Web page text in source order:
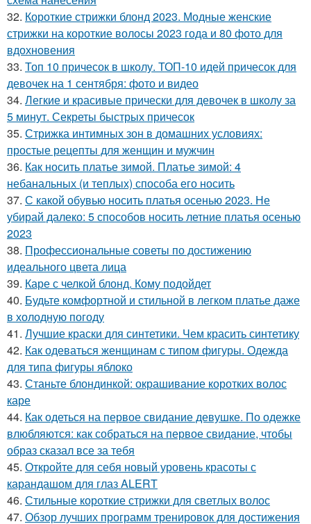
32. Короткие стрижки блонд 2023. Модные женские
стрижки на короткие волосы 2023 года и 80 фото для
вдохновения
33. Топ 10 причесок в школу. ТОП-10 идей причесок для
девочек на 1 сентября: фото и видео
34. Легкие и красивые прически для девочек в школу за
5 минут. Секреты быстрых причесок
35. Стрижка интимных зон в домашних условиях:
простые рецепты для женщин и мужчин
36. Как носить платье зимой. Платье зимой: 4
небанальных (и теплых) способа его носить
37. С какой обувью носить платья осенью 2023. Не
убирай далеко: 5 способов носить летние платья осенью
2023
38. Профессиональные советы по достижению
идеального цвета лица
39. Каре с челкой блонд. Кому подойдет
40. Будьте комфортной и стильной в легком платье даже
в холодную погоду
41. Лучшие краски для синтетики. Чем красить синтетику
42. Как одеваться женщинам с типом фигуры. Одежда
для типа фигуры яблоко
43. Станьте блондинкой: окрашивание коротких волос
каре
44. Как одеться на первое свидание девушке. По одежке
влюбляются: как собраться на первое свидание, чтобы
образ сказал все за тебя
45. Откройте для себя новый уровень красоты с
карандашом для глаз ALERT
46. Стильные короткие стрижки для светлых волос
47. Обзор лучших программ тренировок для достижения